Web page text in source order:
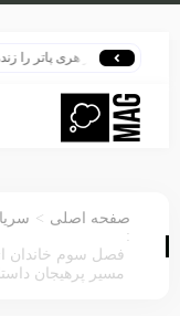
هاگوارتز هری پاتر را زنده
صفحه اصلی >
:
فصل سوم خاندان
مسیر پرهیجان